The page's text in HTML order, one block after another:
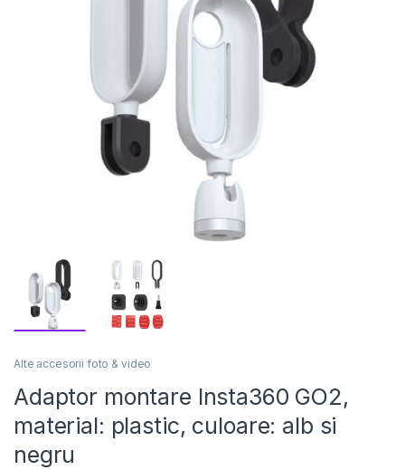
Alte accesorii foto & video
Adaptor montare Insta360 GO2,
material: plastic, culoare: alb si
negru